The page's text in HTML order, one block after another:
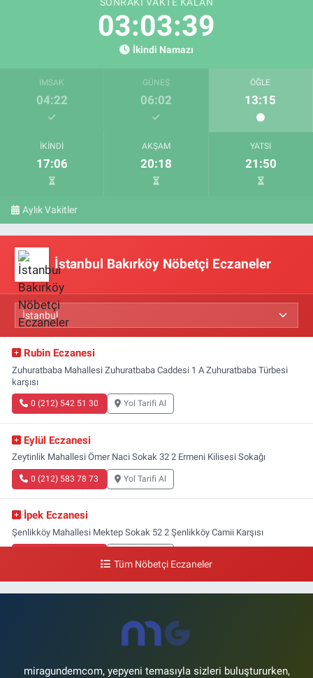
03:03:39
İkindi Namazı
İMSAK
04:22
GÜNEŞ
06:02
ÖĞLE
13:15
İKINDI
17:06
AKŞAM
20:18
YATSI
21:50
Aylık Vakitler
İstanbul Bakırköy Nöbetçi Eczaneler
Rubin Eczanesi
Zuhuratbaba Mahallesi Zuhuratbaba Caddesi 1 A Zuhuratbaba Türbesi
karşısı
0 (212) 542 51 30 Yol Tarifi Al
Eylül Eczanesi
Zeytinlik Mahallesi Ömer Naci Sokak 32 2 Ermeni Kilisesi Sokağı
0 (212) 583 78 73 Yol Tarifi Al
İpek Eczanesi
Şenlikköy Mahallesi Mektep Sokak 52 2 Şenlikköy Camii Karşısı
Gün Eczanesi
Yol Tarifi Al
Tüm Nöbetçi Eczaneler
miragundemcom, yepyeni temasıyla sizleri buluştururken,